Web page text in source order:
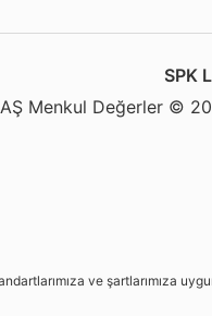
SPK
Menkul Değerler ©
ve şartlarımıza